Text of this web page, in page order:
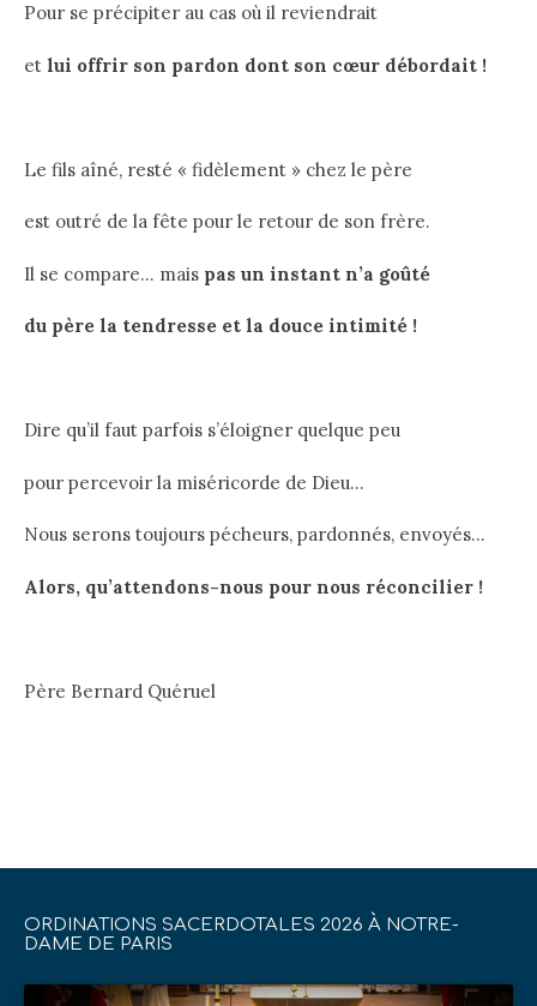
Pour se précipiter au cas où il reviendrait
et lui offrir son pardon dont son cœur débordait !
Le fils aîné, resté « fidèlement » chez le père
est outré de la fête pour le retour de son frère.
Il se compare… mais pas un instant n’a goûté
du père la tendresse et la douce intimité !
Dire qu’il faut parfois s’éloigner quelque peu
pour percevoir la miséricorde de Dieu…
Nous serons toujours pécheurs, pardonnés, envoyés…
Alors, qu’attendons-nous pour nous réconcilier !
Père Bernard Quéruel
ORDINATIONS SACERDOTALES 2026 À NOTRE-
DAME DE PARIS